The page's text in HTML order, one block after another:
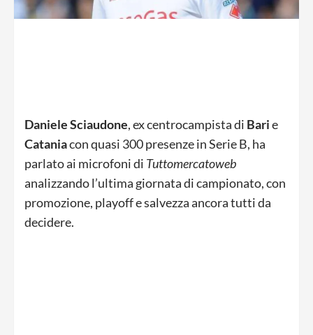
Daniele Sciaudone, ex centrocampista di Barie
Cataniacon quasi 300 presenze in Serie B, ha
parlato ai microfoni di Tuttomercatoweb
analizzando l’ultima giornata di campionato, con
promozione, playoff e salvezza ancora tutti da
decidere.